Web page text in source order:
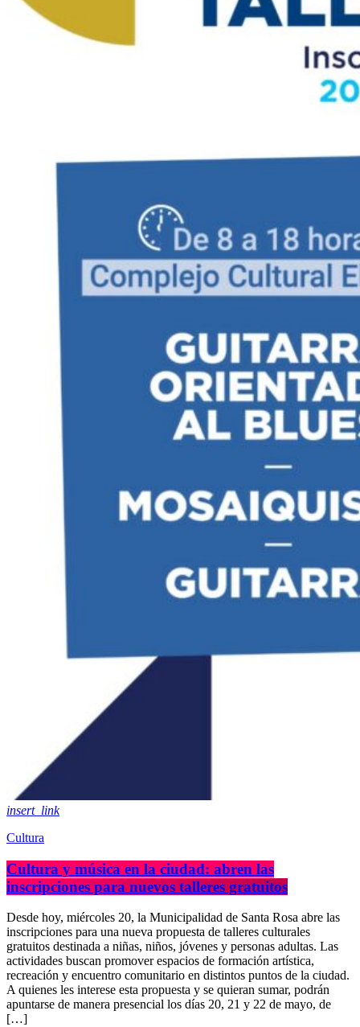
insert_link
Cultura
Cultura y música en la ciudad: abren las
inscripciones para nuevos talleres gratuitos
Desde hoy, miércoles 20, la Municipalidad de Santa Rosa abre las
inscripciones para una nueva propuesta de talleres culturales
gratuitos destinada a niñas, niños, jóvenes y personas adultas. Las
actividades buscan promover espacios de formación artística,
recreación y encuentro comunitario en distintos puntos de la ciudad.
A quienes les interese esta propuesta y se quieran sumar, podrán
apuntarse de manera presencial los días 20, 21 y 22 de mayo, de
[…]